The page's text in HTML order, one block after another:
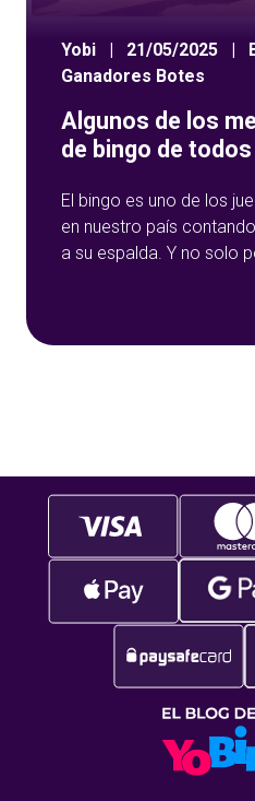
Yobi | 21/05/2025 |
Ganadores Botes
Algunos de los
de bingo de
El bingo es uno de los
en nuestro país
a su espalda. Y no solo
de juegos de tómbola,